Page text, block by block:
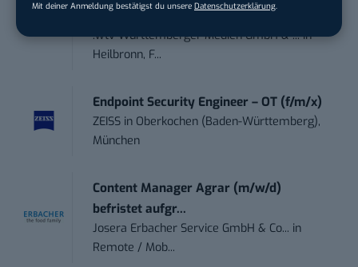
Mit deiner Anmeldung bestätigst du unsere Datenschutzerklärung.
Marketing
.wtv Württemberger Medien GmbH & ...in
Heilbronn, F...
Endpoint Security Engineer – OT (f/m/x)
ZEISS in Oberkochen (Baden-Württemberg),
München
Content Manager Agrar (m/w/d)
befristet aufgr...
Josera Erbacher Service GmbH & Co... in
Remote / Mob...